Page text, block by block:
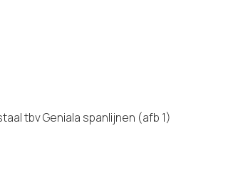
tbv Geniala spanlijnen (afb 1)